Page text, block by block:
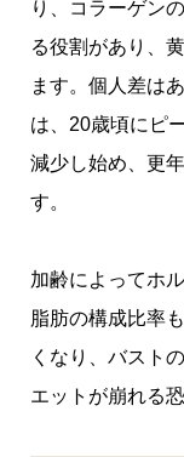
り、コラーゲン
る役割があり、
ます。個人差は
は、20歳頃にピ
減少し始め、更
す。
加齢によってホ
脂肪の構成比率
くなり、バスト
エットが崩れる